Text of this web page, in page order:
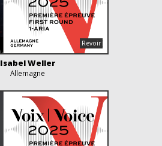
Isabel Weller
Allemagne